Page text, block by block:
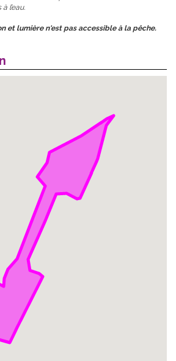
l’eau.
et lumière n'est pas accessible à la pêche.